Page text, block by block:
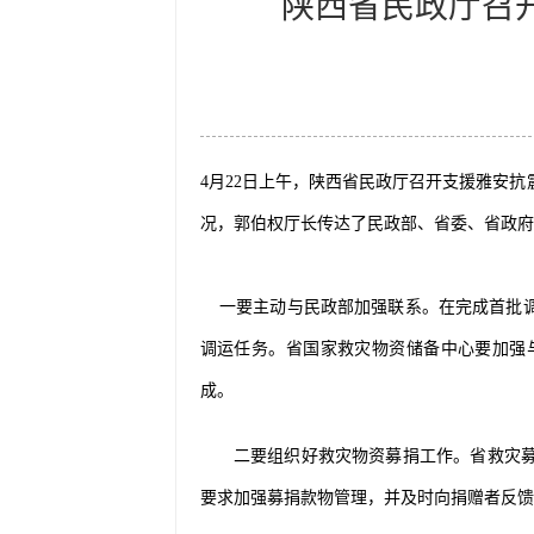
4月22日上午，陕西省民政厅召开支援雅安
况，郭伯权厅长传达了民政部、省委、省政
一要主动与民政部加强联系。 在完成首批
调运任务。省国家救灾物资储备中心要加
成。
二要组织好救灾物资募捐工作。省救灾
要求加强募捐款物管理，并及时向捐赠者反